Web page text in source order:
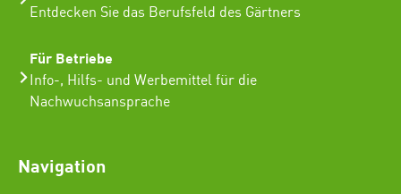
Entdecken Sie das Berufsfeld des Gärtners
Für Betriebe
Info-, Hilfs- und Werbemittel für die
Nachwuchsansprache
Navigation